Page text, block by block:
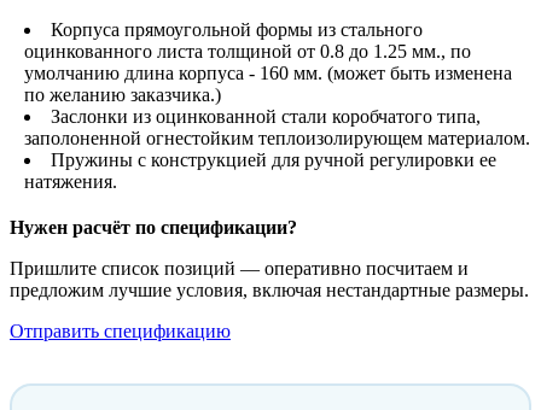
Корпуса прямоугольной формы из стального
оцинкованного листа толщиной от 0.8 до 1.25 мм., по
умолчанию длина корпуса - 160 мм. (может быть изменена
по желанию заказчика.)
Заслонки из оцинкованной стали коробчатого типа,
заполоненной огнестойким теплоизолирующем материалом.
Пружины с конструкцией для ручной регулировки ее
натяжения.
Нужен расчёт по спецификации?
Пришлите список позиций — оперативно посчитаем и
предложим лучшие условия, включая нестандартные размеры.
Отправить спецификацию